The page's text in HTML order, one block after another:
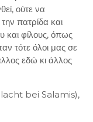
ούτε να
πατρίδα και
και φίλους, όπως
τότε όλοι μας σε
εδώ κι άλλος
bei Salamis),